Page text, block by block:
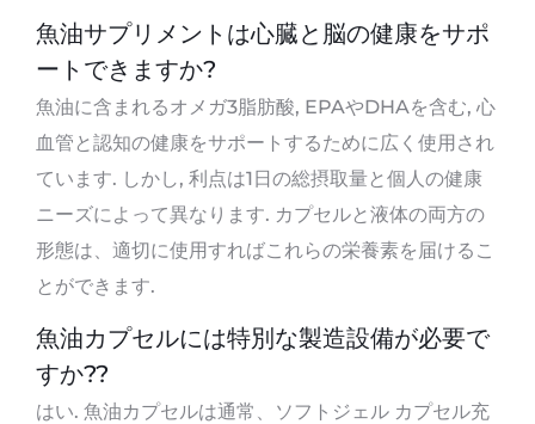
魚油サプリメントは心臓と脳の健康をサポ
ートできますか?
魚油に含まれるオメガ3脂肪酸, EPAやDHAを含む, 心
血管と認知の健康をサポートするために広く使用され
ています. しかし, 利点は1日の総摂取量と個人の健康
ニーズによって異なります. カプセルと液体の両方の
形態は、適切に使用すればこれらの栄養素を届けるこ
とができます.
魚油カプセルには特別な製造設備が必要で
すか??
はい. 魚油カプセルは通常、ソフトジェル カプセル充